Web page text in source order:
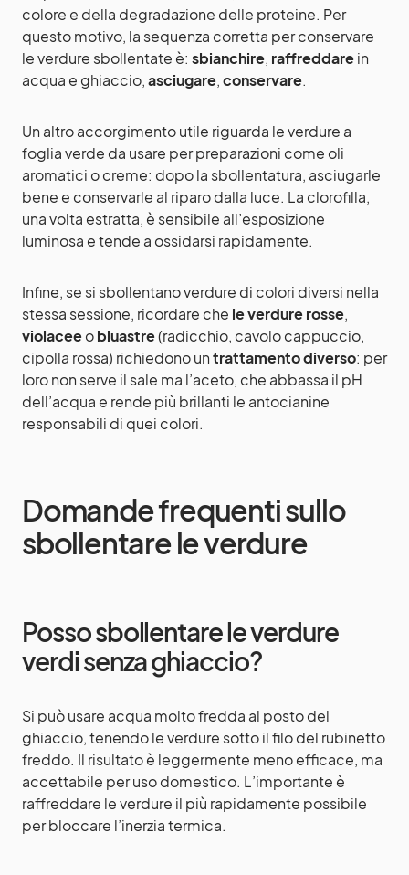
colore e della degradazione delle proteine. Per
questo motivo, la sequenza corretta per conservare
le verdure sbollentate è: sbianchire, raffreddarein
acqua e ghiaccio,asciugare,conservare.
Un altro accorgimento utile riguarda le verdure a
foglia verde da usare per preparazioni come oli
aromatici o creme: dopo la sbollentatura, asciugarle
bene e conservarle al riparo dalla luce. La clorofilla,
una volta estratta, è sensibile all’esposizione
luminosa e tende a ossidarsi rapidamente.
Infine, se si sbollentano verdure di colori diversi nella
stessa sessione, ricordare che le verdure rosse,
violaceeobluastre(radicchio, cavolo cappuccio,
cipolla rossa) richiedono untrattamento diverso: per
loro non serve il sale ma l’aceto, che abbassa il pH
dell’acqua e rende più brillanti le antocianine
responsabili di quei colori.
Domande frequenti sullo
sbollentare le verdure
Posso sbollentare le verdure
verdi senza ghiaccio?
Si può usare acqua molto fredda al posto del
ghiaccio, tenendo le verdure sotto il filo del rubinetto
freddo. Il risultato è leggermente meno efficace, ma
accettabile per uso domestico. L’importante è
raffreddare le verdure il più rapidamente possibile
per bloccare l’inerzia termica.